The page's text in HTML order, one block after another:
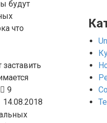
будут
что
9
14.08.2018